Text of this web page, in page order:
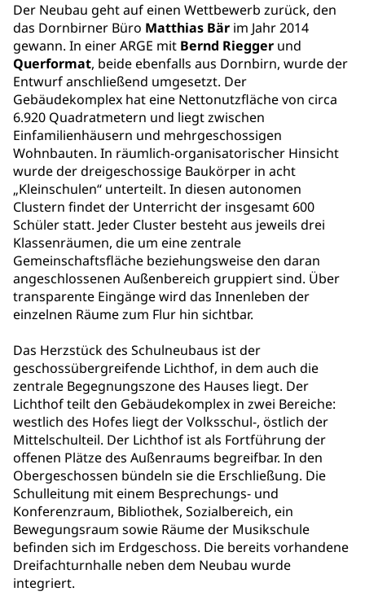
Der Neubau geht auf einen Wettbewerb zurück, den
das Dornbirner Büro Matthias Bär im Jahr 2014
gewann. In einer ARGE mit Bernd Riegger und
Querformat, beide ebenfalls aus Dornbirn, wurde der
Entwurf anschließend umgesetzt. Der
Gebäudekomplex hat eine Nettonutzfläche von circa
6.920 Quadratmetern und liegt zwischen
Einfamilienhäusern und mehrgeschossigen
Wohnbauten. In räumlich-organisatorischer Hinsicht
wurde der dreigeschossige Baukörper in acht
„Kleinschulen“ unterteilt. In diesen autonomen
Clustern findet der Unterricht der insgesamt 600
Schüler statt. Jeder Cluster besteht aus jeweils drei
Klassenräumen, die um eine zentrale
Gemeinschaftsfläche beziehungsweise den daran
angeschlossenen Außenbereich gruppiert sind. Über
transparente Eingänge wird das Innenleben der
einzelnen Räume zum Flur hin sichtbar.
Das Herzstück des Schulneubaus ist der
geschossübergreifende Lichthof, in dem auch die
zentrale Begegnungszone des Hauses liegt. Der
Lichthof teilt den Gebäudekomplex in zwei Bereiche:
westlich des Hofes liegt der Volksschul-, östlich der
Mittelschulteil. Der Lichthof ist als Fortführung der
offenen Plätze des Außenraums begreifbar. In den
Obergeschossen bündeln sie die Erschließung. Die
Schulleitung mit einem Besprechungs- und
Konferenzraum, Bibliothek, Sozialbereich, ein
Bewegungsraum sowie Räume der Musikschule
befinden sich im Erdgeschoss. Die bereits vorhandene
Dreifachturnhalle neben dem Neubau wurde
integriert.